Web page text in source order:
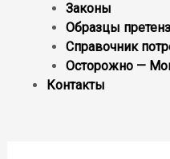
Законы
Образцы
Справочник
Осторожно —
Контакты